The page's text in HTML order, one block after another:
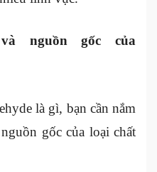
nguồn gốc của
là gì, bạn cần nắm
gốc của loại chất